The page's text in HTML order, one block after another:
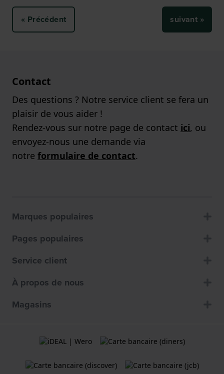
« Précédent suivant »
Contact
Des questions ? Notre service client se fera un
plaisir de vous aider !
Rendez-vous sur notre page de contact ici, ou
envoyez-nous une demande via
notre formulaire de contact.
Marques populaires
Pages populaires
Service client
À propos de nous
Magasins